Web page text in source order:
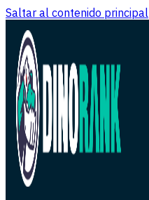
Saltar al contenido principal